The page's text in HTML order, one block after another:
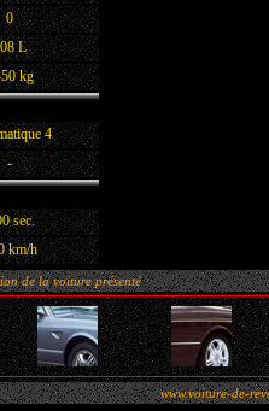
0
L
kg
4
-
sec.
km/h
de la voiture présenté
www.voiture-de-